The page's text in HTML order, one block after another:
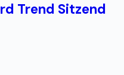
Trend Sitzend